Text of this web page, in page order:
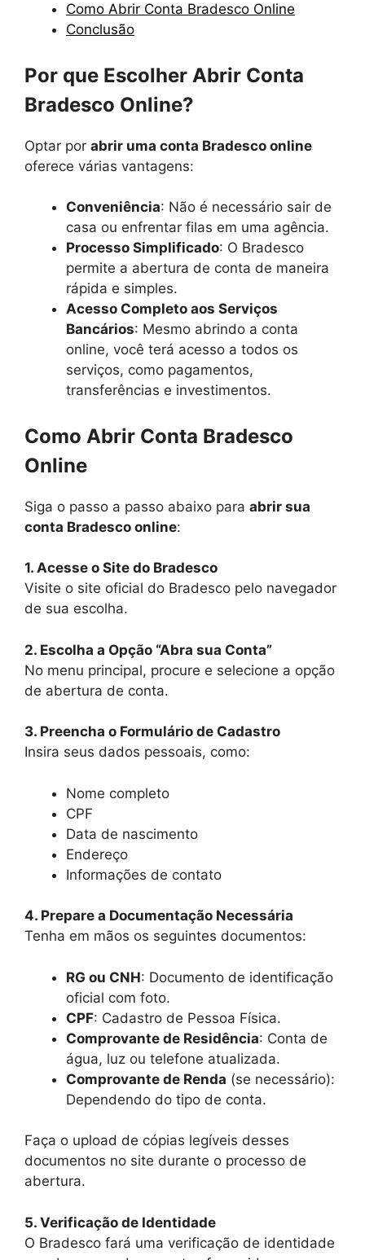
Como Abrir Conta Bradesco Online
Conclusão
Por que Escolher Abrir Conta
Bradesco Online?
Optar por abrir uma conta Bradesco online
oferece várias vantagens:
Conveniência: Não é necessário sair de
casa ou enfrentar filas em uma agência.
Processo Simplificado: O Bradesco
permite a abertura de conta de maneira
rápida e simples.
Acesso Completo aos Serviços
Bancários: Mesmo abrindo a conta
online, você terá acesso a todos os
serviços, como pagamentos,
transferências e investimentos.
Como Abrir Conta Bradesco
Online
Siga o passo a passo abaixo para abrir sua
conta Bradesco online:
1. Acesse o Site do Bradesco
Visite o site oficial do Bradesco pelo navegador
de sua escolha.
2. Escolha a Opção “Abra sua Conta”
No menu principal, procure e selecione a opção
de abertura de conta.
3. Preencha o Formulário de Cadastro
Insira seus dados pessoais, como:
Nome completo
CPF
Data de nascimento
Endereço
Informações de contato
4. Prepare a Documentação Necessária
Tenha em mãos os seguintes documentos:
RG ou CNH: Documento de identificação
oficial com foto.
CPF: Cadastro de Pessoa Física.
Comprovante de Residência: Conta de
água, luz ou telefone atualizada.
Comprovante de Renda (se necessário):
Dependendo do tipo de conta.
Faça o upload de cópias legíveis desses
documentos no site durante o processo de
abertura.
5. Verificação de Identidade
O Bradesco fará uma verificação de identidade